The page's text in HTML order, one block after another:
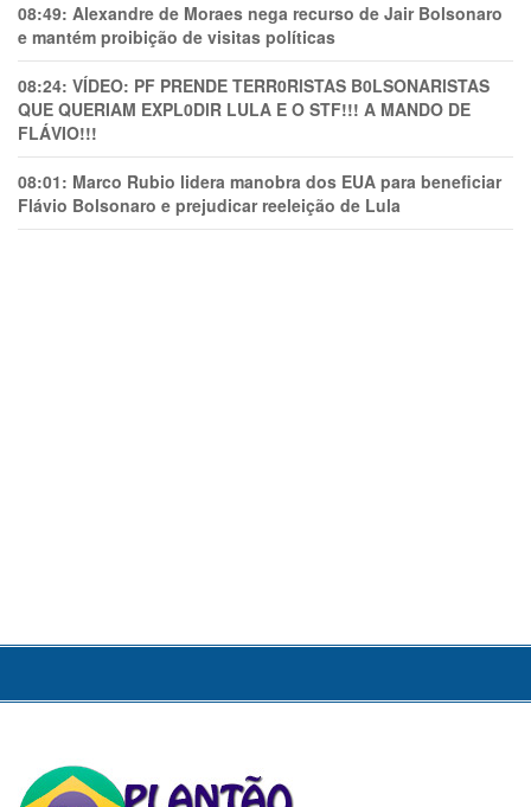
08:49: Alexandre de Moraes nega recurso de Jair Bolsonaro
e mantém proibição de visitas políticas
08:24: VÍDEO: PF PRENDE TERR0RlSTAS B0LSONARlSTAS
QUE QUERIAM EXPL0DlR LULA E O STF!!! A MANDO DE
FLÁVIO!!!
08:01: Marco Rubio lidera manobra dos EUA para beneficiar
Flávio Bolsonaro e prejudicar reeleição de Lula